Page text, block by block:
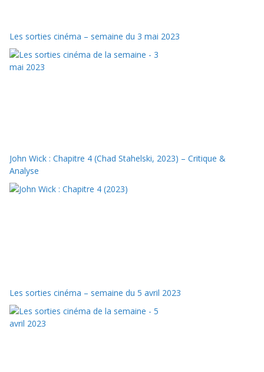
Les sorties cinéma – semaine du 3 mai 2023
John Wick : Chapitre 4 (Chad Stahelski, 2023) – Critique &
Analyse
Les sorties cinéma – semaine du 5 avril 2023